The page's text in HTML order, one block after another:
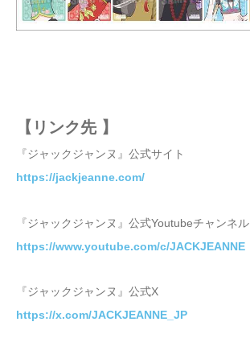
【リンク先 】
『ジャックジャンヌ』公式サイト
https://jackjeanne.com/
『ジャックジャンヌ』公式Youtubeチャンネル
https://www.youtube.com/c/JACKJEANNE
『ジャックジャンヌ』公式X
https://x.com/JACKJEANNE_JP